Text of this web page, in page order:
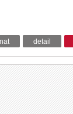
detail